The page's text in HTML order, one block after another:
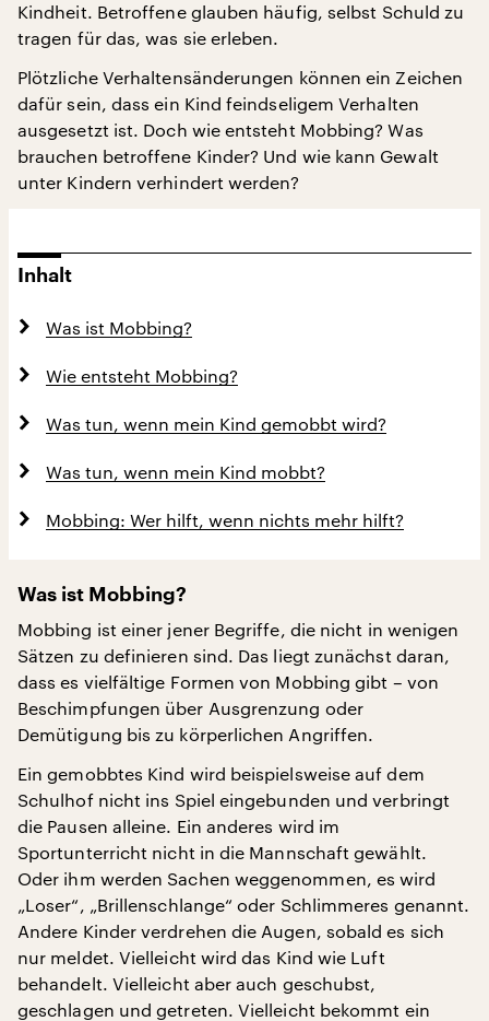
Kindheit. Betroffene glauben häufig, selbst Schuld zu
tragen für das, was sie erleben.
Plötzliche Verhaltensänderungen können ein Zeichen
dafür sein, dass ein Kind feindseligem Verhalten
ausgesetzt ist. Doch wie entsteht Mobbing? Was
brauchen betroffene Kinder? Und wie kann Gewalt
unter Kindern verhindert werden?
Inhalt
Was ist Mobbing?
Wie entsteht Mobbing?
Was tun, wenn mein Kind gemobbt wird?
Was tun, wenn mein Kind mobbt?
Mobbing: Wer hilft, wenn nichts mehr hilft?
Was ist Mobbing?
Mobbing ist einer jener Begriffe, die nicht in wenigen
Sätzen zu definieren sind. Das liegt zunächst daran,
dass es vielfältige Formen von Mobbing gibt – von
Beschimpfungen über Ausgrenzung oder
Demütigung bis zu körperlichen Angriffen.
Ein gemobbtes Kind wird beispielsweise auf dem
Schulhof nicht ins Spiel eingebunden und verbringt
die Pausen alleine. Ein anderes wird im
Sportunterricht nicht in die Mannschaft gewählt.
Oder ihm werden Sachen weggenommen, es wird
„Loser“, „Brillenschlange“ oder Schlimmeres genannt.
Andere Kinder verdrehen die Augen, sobald es sich
nur meldet. Vielleicht wird das Kind wie Luft
behandelt. Vielleicht aber auch geschubst,
geschlagen und getreten. Vielleicht bekommt ein